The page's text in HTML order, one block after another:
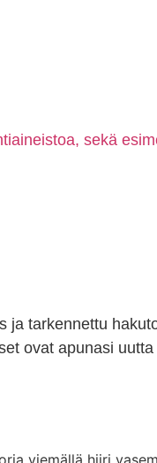
sekä
ja tarkennettu
ovat apunasi